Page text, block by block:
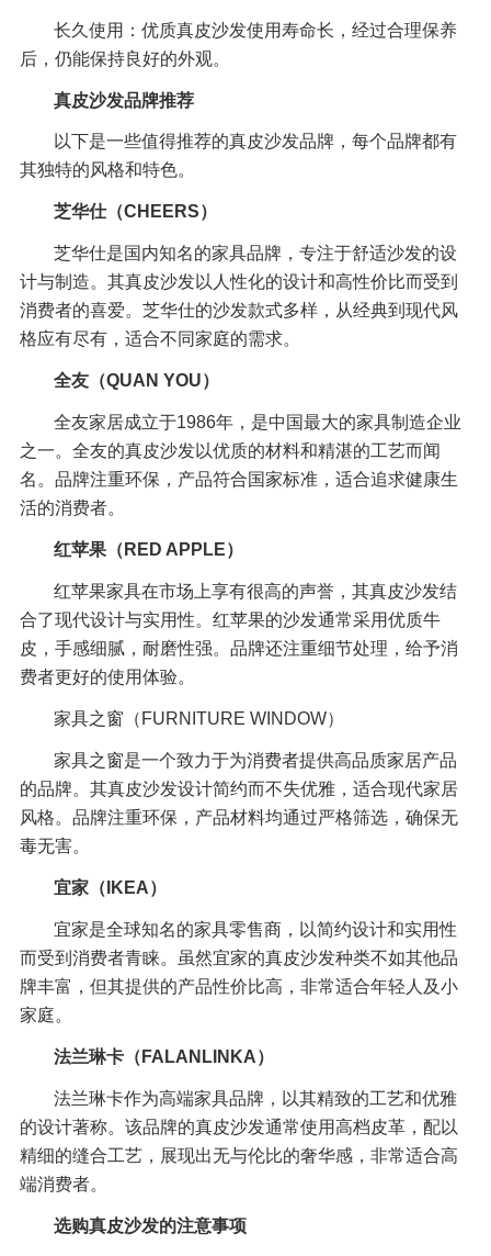
长久使用：优质真皮沙发使用寿命长，经过合理保养
后，仍能保持良好的外观。
真皮沙发品牌推荐
以下是一些值得推荐的真皮沙发品牌，每个品牌都有
其独特的风格和特色。
芝华仕（CHEERS）
芝华仕是国内知名的家具品牌，专注于舒适沙发的设
计与制造。其真皮沙发以人性化的设计和高性价比而受到
消费者的喜爱。芝华仕的沙发款式多样，从经典到现代风
格应有尽有，适合不同家庭的需求。
全友（QUAN YOU）
全友家居成立于1986年，是中国最大的家具制造企业
之一。全友的真皮沙发以优质的材料和精湛的工艺而闻
名。品牌注重环保，产品符合国家标准，适合追求健康生
活的消费者。
红苹果（RED APPLE）
红苹果家具在市场上享有很高的声誉，其真皮沙发结
合了现代设计与实用性。红苹果的沙发通常采用优质牛
皮，手感细腻，耐磨性强。品牌还注重细节处理，给予消
费者更好的使用体验。
家具之窗（FURNITURE WINDOW）
家具之窗是一个致力于为消费者提供高品质家居产品
的品牌。其真皮沙发设计简约而不失优雅，适合现代家居
风格。品牌注重环保，产品材料均通过严格筛选，确保无
毒无害。
宜家（IKEA）
宜家是全球知名的家具零售商，以简约设计和实用性
而受到消费者青睐。虽然宜家的真皮沙发种类不如其他品
牌丰富，但其提供的产品性价比高，非常适合年轻人及小
家庭。
法兰琳卡（FALANLINKA）
法兰琳卡作为高端家具品牌，以其精致的工艺和优雅
的设计著称。该品牌的真皮沙发通常使用高档皮革，配以
精细的缝合工艺，展现出无与伦比的奢华感，非常适合高
端消费者。
选购真皮沙发的注意事项